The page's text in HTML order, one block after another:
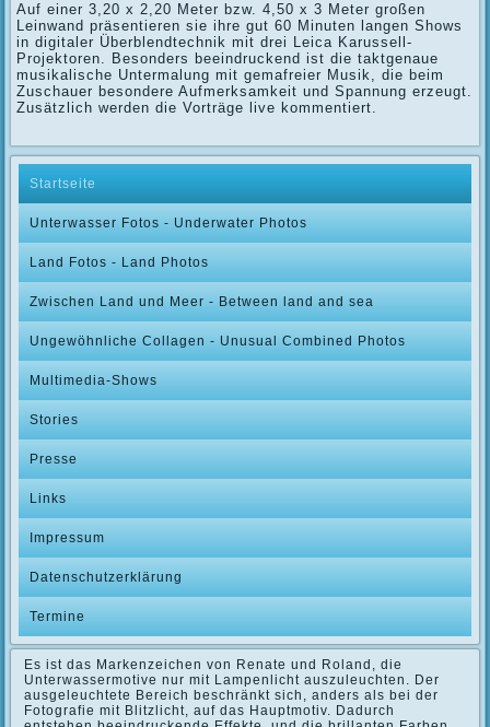
Auf einer 3,20 x 2,20 Meter bzw. 4,50 x 3 Meter großen
Leinwand präsentieren sie ihre gut 60 Minuten langen Shows
in digitaler Überblendtechnik mit drei Leica Karussell-
Projektoren. Besonders beeindruckend ist die taktgenaue
musikalische Untermalung mit gemafreier Musik, die beim
Zuschauer besondere Aufmerksamkeit und Spannung erzeugt.
Zusätzlich werden die Vorträge live kommentiert.
Startseite
Unterwasser Fotos - Underwater Photos
Land Fotos - Land Photos
Zwischen Land und Meer - Between land and sea
Ungewöhnliche Collagen - Unusual Combined Photos
Multimedia-Shows
Stories
Presse
Links
Impressum
Datenschutzerklärung
Termine
Es ist das Markenzeichen von Renate und Roland, die
Unterwassermotive nur mit Lampenlicht auszuleuchten. Der
ausgeleuchtete Bereich beschränkt sich, anders als bei der
Fotografie mit Blitzlicht, auf das Hauptmotiv. Dadurch